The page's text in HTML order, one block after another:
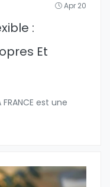
Apr 20
:
Et
est une